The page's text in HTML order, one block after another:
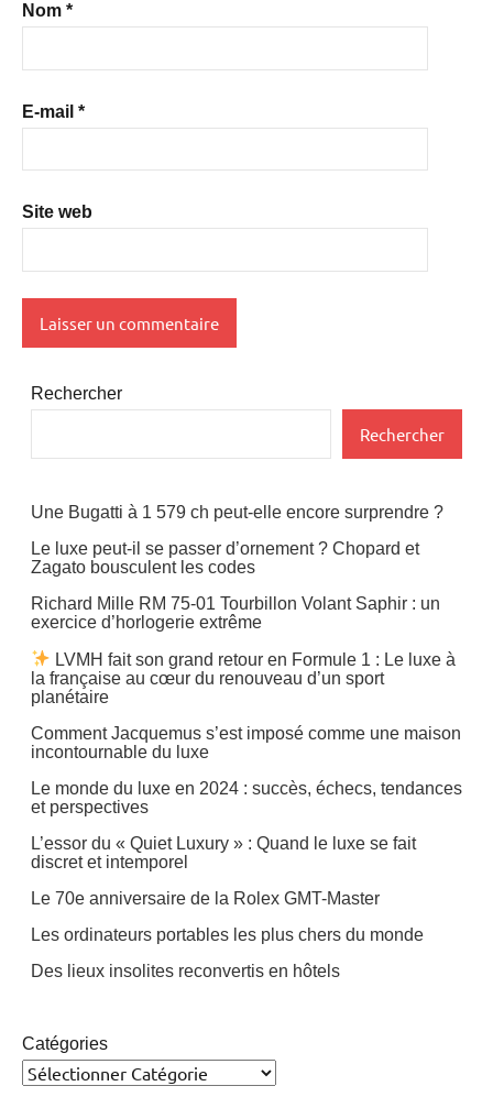
Nom *
E-mail *
Site web
Rechercher
Rechercher
Une Bugatti à 1 579 ch peut-elle encore surprendre ?
Le luxe peut-il se passer d’ornement ? Chopard et
Zagato bousculent les codes
Richard Mille RM 75-01 Tourbillon Volant Saphir : un
exercice d’horlogerie extrême
LVMH fait son grand retour en Formule 1 : Le luxe à
la française au cœur du renouveau d’un sport
planétaire
Comment Jacquemus s’est imposé comme une maison
incontournable du luxe
Le monde du luxe en 2024 : succès, échecs, tendances
et perspectives
L’essor du « Quiet Luxury » : Quand le luxe se fait
discret et intemporel
Le 70e anniversaire de la Rolex GMT-Master
Les ordinateurs portables les plus chers du monde
Des lieux insolites reconvertis en hôtels
Catégories